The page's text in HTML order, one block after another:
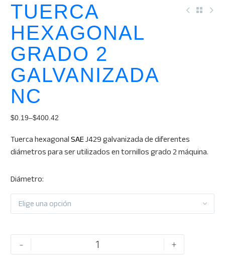
TUERCA
HEXAGONAL
GRADO 2
GALVANIZADA
NC
$0.19–$400.42
Tuerca hexagonal SAEJ429 galvanizada de diferentes
diámetros para ser utilizados en tornillos grado 2 máquina.
Diámetro
Elige una opción
-
Tuerca
hexagonal
+